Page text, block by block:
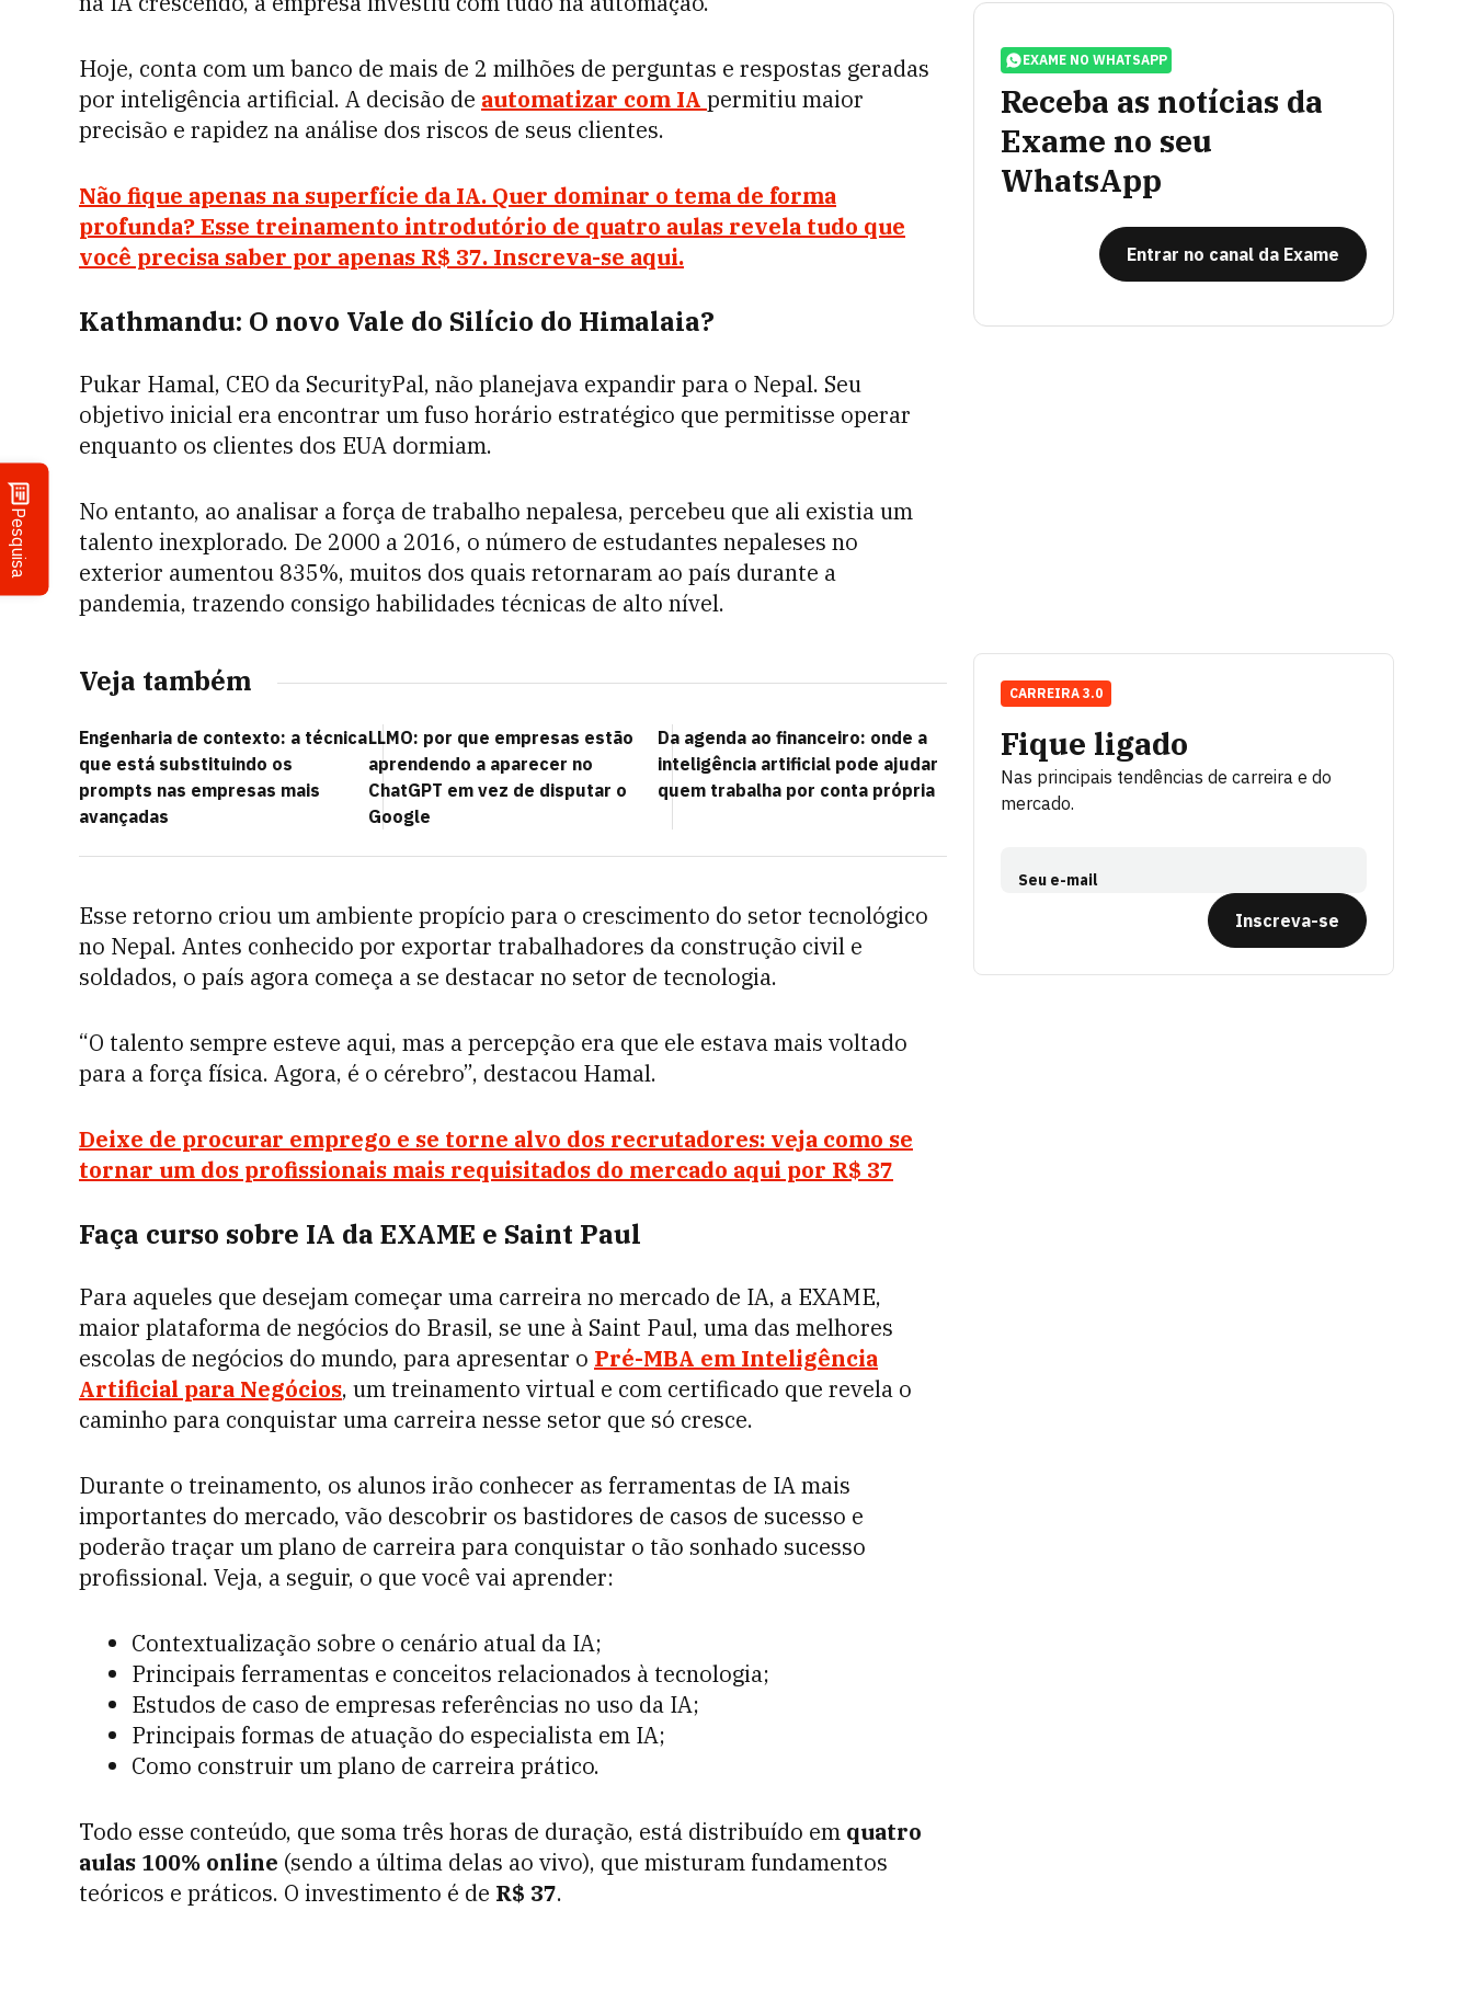
Pesquisa
Hoje, conta com um banco de mais de 2 milhões de perguntas e respostas geradas
por inteligência artificial. A decisão de automatizar com IA permitiu maior
precisão e rapidez na análise dos riscos de seus clientes.
Não fique apenas na superfície da IA. Quer dominar o tema de forma
profunda? Esse treinamento introdutório de quatro aulas revela tudo que
você precisa saber por apenas R$ 37. Inscreva-se aqui.
Kathmandu: O novo Vale do Silício do Himalaia?
Pukar Hamal, CEO da SecurityPal, não planejava expandir para o Nepal. Seu
objetivo inicial era encontrar um fuso horário estratégico que permitisse operar
enquanto os clientes dos EUA dormiam.
No entanto, ao analisar a força de trabalho nepalesa, percebeu que ali existia um
talento inexplorado. De 2000 a 2016, o número de estudantes nepaleses no
exterior aumentou 835%, muitos dos quais retornaram ao país durante a
pandemia, trazendo consigo habilidades técnicas de alto nível.
Veja também
Engenharia de contexto: a técnica
que está substituindo os
prompts nas empresas mais
avançadas
LLMO: por que empresas estão
aprendendo a aparecer no
ChatGPT em vez de disputar o
Google
Da agenda ao financeiro: onde a
inteligência artificial pode ajudar
quem trabalha por conta própria
Esse retorno criou um ambiente propício para o crescimento do setor tecnológico
no Nepal. Antes conhecido por exportar trabalhadores da construção civil e
soldados, o país agora começa a se destacar no setor de tecnologia.
“O talento sempre esteve aqui, mas a percepção era que ele estava mais voltado
para a força física. Agora, é o cérebro”, destacou Hamal.
Deixe de procurar emprego e se torne alvo dos recrutadores: veja como se
tornar um dos profissionais mais requisitados do mercado aqui por R$ 37
Faça curso sobre IA da EXAME e Saint Paul
Para aqueles que desejam começar uma carreira no mercado de IA, a EXAME,
maior plataforma de negócios do Brasil, se une à Saint Paul, uma das melhores
escolas de negócios do mundo, para apresentar o Pré-MBA em Inteligência
Artificial para Negócios, um treinamento virtual e com certificado que revela o
caminho para conquistar uma carreira nesse setor que só cresce.
Durante o treinamento, os alunos irão conhecer as ferramentas de IA mais
importantes do mercado, vão descobrir os bastidores de casos de sucesso e
poderão traçar um plano de carreira para conquistar o tão sonhado sucesso
profissional. Veja, a seguir, o que você vai aprender:
Contextualização sobre o cenário atual da IA;
Principais ferramentas e conceitos relacionados à tecnologia;
Estudos de caso de empresas referências no uso da IA;
Principais formas de atuação do especialista em IA;
Como construir um plano de carreira prático.
Todo esse conteúdo, que soma três horas de duração, está distribuído em quatro
aulas 100% online (sendo a última delas ao vivo), que misturam fundamentos
teóricos e práticos. O investimento é de R$ 37.
EXAME NO WHATSAPP
Receba as notícias da
Exame no seu
WhatsApp
Entrar no canal da Exame
Fique ligado
Nas principais tendências de carreira e do
mercado.
Seu e-mail
Inscreva-se
CARREIRA 3.0